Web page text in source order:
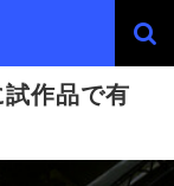
作品で有